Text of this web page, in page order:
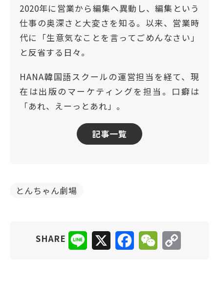
2020年に営業から編集へ異動し、編集という
仕事の奥深さと大変さを知る。以来、営業時
代に「生意気なことを言ってごめんなさい」
と反省する日々。
HANA韓国語スクールの運営担当を経て、現
在は出版のマーケティングを担当。口癖は
「あれ、えーっとあれ」。
記事一覧
とんちゃん劇場
SHARE Line FacebookWeChat